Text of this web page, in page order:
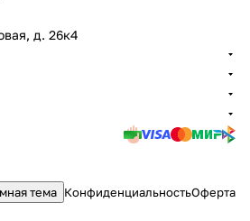
д. 26к4
тема КонфиденциальностьОферта